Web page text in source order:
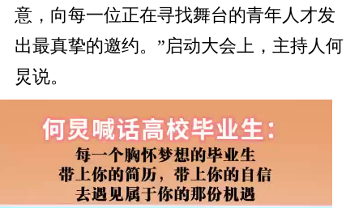
意，向每一位正在寻找舞台的青年人才发
出最真挚的邀约。”启动大会上，主持人何
炅说。